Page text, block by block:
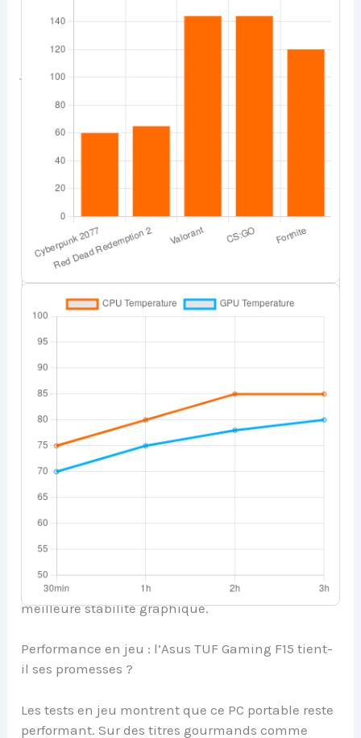
matériel conçu pour répondre aux attentes des
joueurs. Son processeur Intel Core i5 ou i7 (selon la
NVIDIA GeForce RTX garantit des performances
solides.
Voici un aperçu de ses spécifications principales :
Composant
Processeur
Intel Core i5/i7 (selon
graphique
3050/3060
Stockage 512 Go / 1 To SSD
15,6 pouces Full HD, 144 Hz
promet une bonne fluidité d’affichage, idéale pour
les FPS et les jeux d’action.
Mon conseil :
performances en jeu, opte pour le modèle avec 16
Go de RAM et la RTX 3060. Cela te garantira une
meilleure stabilité graphique.
Performance en jeu : l’Asus TUF Gaming F15 tient-
il ses promesses ?
Les tests en jeu montrent que ce PC portable reste
performant. Sur des titres gourmands comme